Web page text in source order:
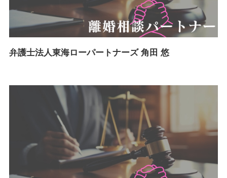
弁護士法人東海ローパートナーズ 角田 悠